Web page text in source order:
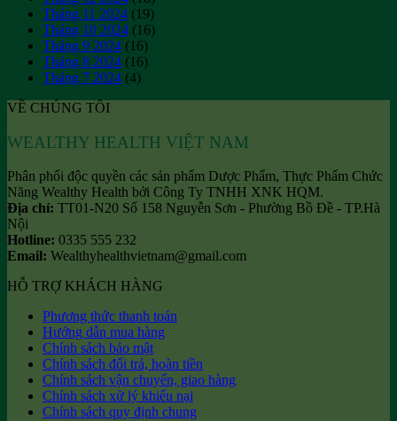
Tháng 11 2024 (19)
Tháng 10 2024 (16)
Tháng 9 2024 (16)
Tháng 8 2024 (16)
Tháng 7 2024 (4)
VỀ CHÚNG TÔI
WEALTHY HEALTH VIỆT NAM
Phân phối độc quyền các sản phẩm Dược Phẩm, Thực Phẩm Chức
Năng Wealthy Health bởi Công Ty TNHH XNK HQM.
Địa chỉ: TT01-N20 Số 158 Nguyễn Sơn - Phường Bồ Đề - TP.Hà
Nội
Hotline: 0335 555 232
Email: Wealthyhealthvietnam@gmail.com
HỖ TRỢ KHÁCH HÀNG
Phương thức thanh toán
Hướng dẫn mua hàng
Chính sách bảo mật
Chính sách đổi trả, hoàn tiền
Chính sách vận chuyển, giao hàng
Chính sách xử lý khiếu nại
Chính sách quy định chung